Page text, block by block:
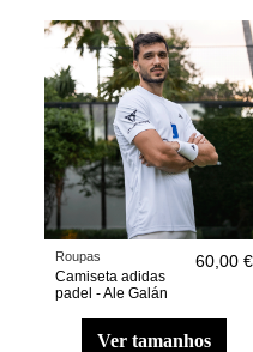
Roupas
Camiseta adidas
padel - Ale Galán
60,00 €
ver tamanhos